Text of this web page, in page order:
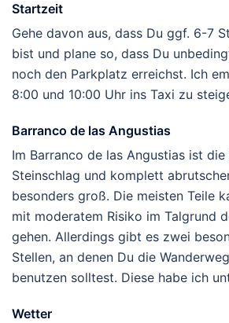
Startzeit
Gehe davon aus, dass Du ggf. 6-7
bist und plane so, dass Du
noch den Parkplatz erreichst. Ich
8:00 und 10:00 Uhr ins Taxi zu
Barranco de las Angustias
Im Barranco de las Angustias ist
Steinschlag und komplett
besonders groß. Die meisten Teile
mit moderatem Risiko im Talgrund
gehen. Allerdings gibt es zwei
Stellen, an denen Du die
benutzen solltest. Diese habe ich
Wetter